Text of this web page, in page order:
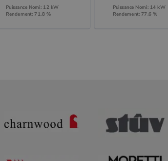
Puissance Nomi: 12 kW
Rendement: 71.8 %
Puissance Nomi: 14 kW
Rendement: 77.6 %